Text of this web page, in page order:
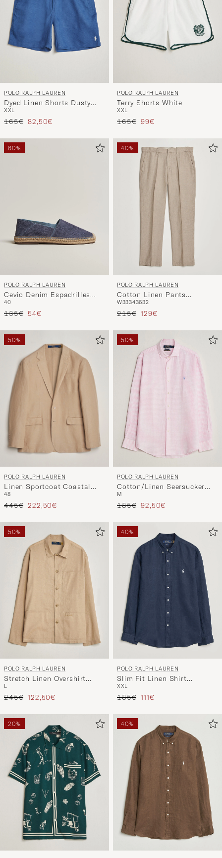
POLO RALPH LAUREN
Dyed Linen Shorts Dusty
Azure
XXL
Regulärer Preis
165€ Reduzierter Preis
82,50€
POLO RALPH LAUREN
Terry Shorts White
XXL
Regulärer Preis
165€ Reduzierter Preis
99€
60%
POLO RALPH LAUREN
Cevio Denim Espadrilles
Blue
40
Regulärer Preis
135€ Reduzierter Preis
54€
40%
POLO RALPH LAUREN
Cotton Linen Pants
Madison Tan Stone Grey
W33343632
Regulärer Preis
215€ Reduzierter Preis
129€
50%
POLO RALPH LAUREN
Linen Sportcoat Coastal
Beige
48
Regulärer Preis
445€ Reduzierter Preis
222,50€
50%
POLO RALPH LAUREN
Cotton/Linen Seersucker
Shirt Pink/White
M
Regulärer Preis
185€ Reduzierter Preis
92,50€
50%
POLO RALPH LAUREN
Stretch Linen Overshirt
Coastal Beige
L
Regulärer Preis
245€ Reduzierter Preis
122,50€
40%
POLO RALPH LAUREN
Slim Fit Linen Shirt
Newport Navy
XXL
Regulärer Preis
185€ Reduzierter Preis
111€
20% 40%